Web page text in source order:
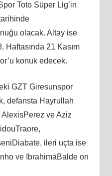
Toto Süper Lig’in
olacak. Altay ise
Haftasında 21 Kasım
konuk edecek.
GZT Giresunspor
defansta Hayrullah
ve Aziz
ileri uçta ise
ve IbrahimaBalde on